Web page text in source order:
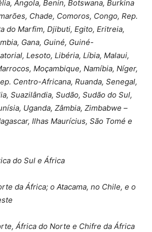
Angola, Benin, Botswana, Burkina
Chade, Comoros, Congo, Rep.
do Marfim, Djibuti, Egito, Eritreia,
Gana, Guiné, Guiné-
Lesoto, Libéria, Líbia, Malaui,
Moçambique, Namíbia, Níger,
Centro-Africana, Ruanda, Senegal,
Suazilândia, Sudão, Sudão do Sul,
Uganda, Zâmbia, Zimbabwe –
Ilhas Maurícius, São Tomé e
do Sul e África
da África; o Atacama, no Chile, e o
África do Norte e Chifre da África